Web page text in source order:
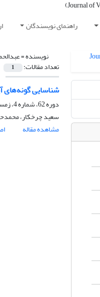
راهنمای نویسندگان
نویسنده =
تعداد مقالات: 1
شناسایی
دوره 62، شماره 4، زمستان 1386
سعید چرخکار،
مشاهده مقاله